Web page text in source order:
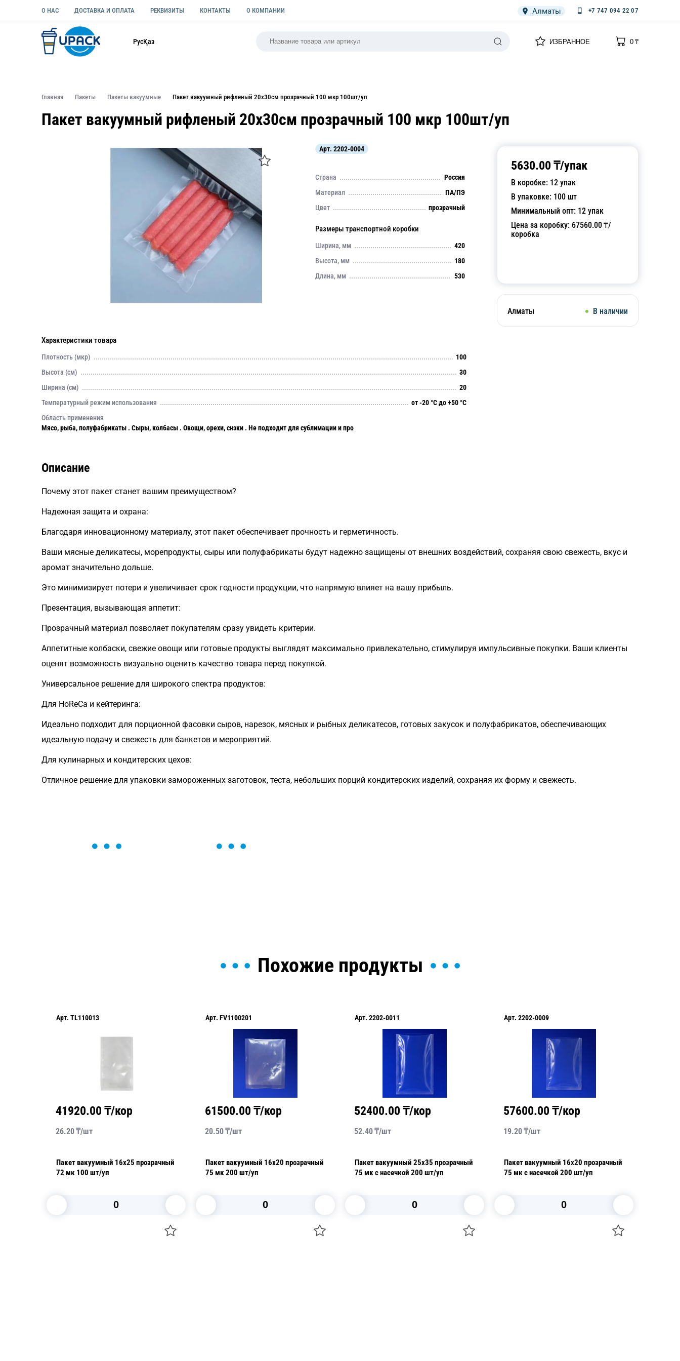
О НАС ДОСТАВКА И ОПЛАТА РЕКВИЗИТЫ КОНТАКТЫ О КОМПАНИИ Алматы +7 747 094 22 07
РусҚаз ИЗБРАННОЕ
0
0₸
Главная Пакеты Пакеты вакуумные Пакет вакуумный рифленый 20х30см прозрачный 100 мкр 100шт/уп
Пакет вакуумный рифленый 20х30см прозрачный 100 мкр 100шт/уп
5630.00 ₸/упак
В коробке: 12 упак
В упаковке: 100 шт
Минимальный опт: 12 упак
Цена за коробку: 67560.00₸/
коробка
Алматы В наличии
Арт. 2202-0004
Страна
Россия
Материал
ПА/ПЭ
Цвет
прозрачный
Размеры транспортной коробки
Ширина, мм
420
Высота, мм
180
Длина, мм
530
Характеристики товара
Плотность (мкр)
100
Высота (см)
30
Ширина (см)
20
Температурный режим использования
от -20 °С до +50 °С
Область применения
Мясо, рыба, полуфабрикаты . Сыры, колбасы . Овощи, орехи, снэки . Не подходит для сублимации и про
Описание
Почему этот пакет станет вашим преимуществом?
Надежная защита и охрана:
Благодаря инновационному материалу, этот пакет обеспечивает прочность и герметичность.
Ваши мясные деликатесы, морепродукты, сыры или полуфабрикаты будут надежно защищены от внешних воздействий, сохраняя свою свежесть, вкус и
аромат значительно дольше.
Это минимизирует потери и увеличивает срок годности продукции, что напрямую влияет на вашу прибыль.
Презентация, вызывающая аппетит:
Прозрачный материал позволяет покупателям сразу увидеть критерии.
Аппетитные колбаски, свежие овощи или готовые продукты выглядят максимально привлекательно, стимулируя импульсивные покупки. Ваши клиенты
оценят возможность визуально оценить качество товара перед покупкой.
Универсальное решение для широкого спектра продуктов:
Для HoReCa и кейтеринга:
Идеально подходит для порционной фасовки сыров, нарезок, мясных и рыбных деликатесов, готовых закусок и полуфабрикатов, обеспечивающих
идеальную подачу и свежесть для банкетов и мероприятий.
Для кулинарных и кондитерских цехов:
Отличное решение для упаковки замороженных заготовок, теста, небольших порций кондитерских изделий, сохраняя их форму и свежесть.
Похожие продукты
Арт. TL110013
41920.00 ₸/кор
26.20₸/шт
Пакет вакуумный 16х25 прозрачный
72 мк 100 шт/уп
Арт. FV1100201
61500.00 ₸/кор
20.50₸/шт
Пакет вакуумный 16х20 прозрачный
75 мк 200 шт/уп
Арт. 2202-0011
52400.00 ₸/кор
52.40₸/шт
Пакет вакуумный 25х35 прозрачный
75 мк с насечкой 200 шт/уп
Арт. 2202-0009
57600.00 ₸/кор
19.20₸/шт
Пакет вакуумный 16х20 прозрачный
75 мк с насечкой 200 шт/уп